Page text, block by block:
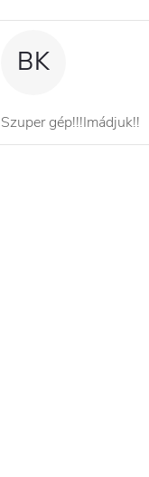
BK
Szuper gép!!!Imádjuk!!